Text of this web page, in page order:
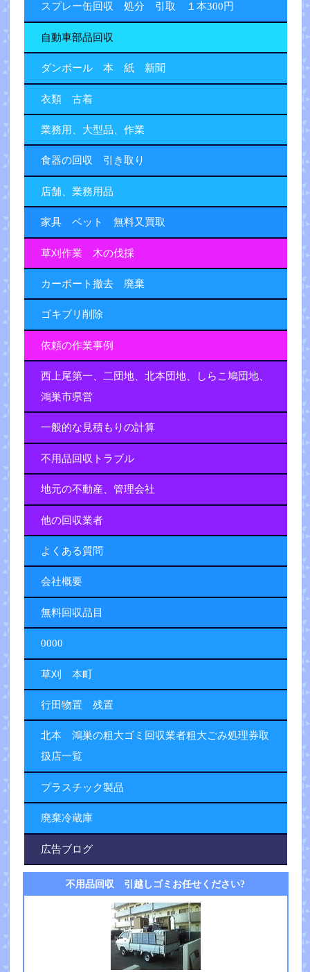
スプレー缶回収 処分 引取 １本300円
自動車部品回収
ダンボール 本 紙 新聞
衣類 古着
業務用、大型品、作業
食器の回収 引き取り
店舗、業務用品
家具 ベット 無料又買取
草刈作業 木の伐採
カーポート撤去 廃棄
ゴキブリ削除
依頼の作業事例
西上尾第一、二団地、北本団地、しらこ鳩団地、
鴻巣市県営
一般的な見積もりの計算
不用品回収トラブル
地元の不動産、管理会社
他の回収業者
よくある質問
会社概要
無料回収品目
0000
草刈 本町
行田物置 残置
北本 鴻巣の粗大ゴミ回収業者粗大ごみ処理券取
扱店一覧
プラスチック製品
廃棄冷蔵庫
広告ブログ
不用品回収 引越しゴミお任せください?